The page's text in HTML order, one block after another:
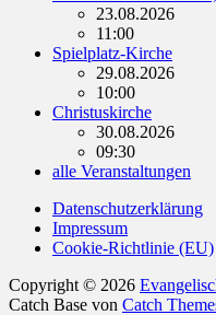
23.08.2026
11:00
Spielplatz-Kirche
29.08.2026
10:00
Christuskirche
30.08.2026
09:30
alle Veranstaltungen
Datenschutzerklärung
Impressum
Cookie-Richtlinie (EU)
Copyright © 2026
Catch Base von Catch